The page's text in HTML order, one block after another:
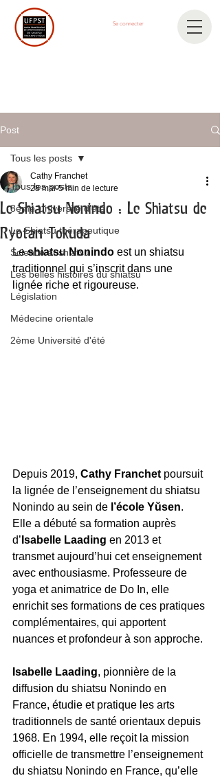
Se connecter
Post
Tous les posts
3ème Université d'été
Le Shiatsu thérapeutique
Science et shiatsu
Les belles histoires du shiatsu
Législation
Médecine orientale
2ème Université d'été
Tous les posts
Le Shiatsu Nonindo : Le Shiatsu de
Ryotan Tokuda
Cathy Franchet
28 mai 5 min de lecture
Le shiatsu Nonindo est un shiatsu
traditionnel qui s’inscrit dans une
lignée riche et rigoureuse.
Depuis 2019, Cathy Franchet poursuit
la lignée de l’enseignement du shiatsu
Nonindo au sein de l’école Yŭsen.
Elle a débuté sa formation auprès
d’ Isabelle Laading en 2013 et
transmet aujourd’hui cet enseignement
avec enthousiasme. Professeure de
yoga et animatrice de Do In, elle
enrichit ses formations de ces pratiques
complémentaires, qui apportent
nuances et profondeur à son approche.
Isabelle Laading, pionnière de la
diffusion du shiatsu Nonindo en
France, étudie et pratique les arts
traditionnels de santé orientaux depuis
1968. En 1994, elle reçoit la mission
officielle de transmettre l’enseignement
du shiatsu Nonindo en France, qu’elle